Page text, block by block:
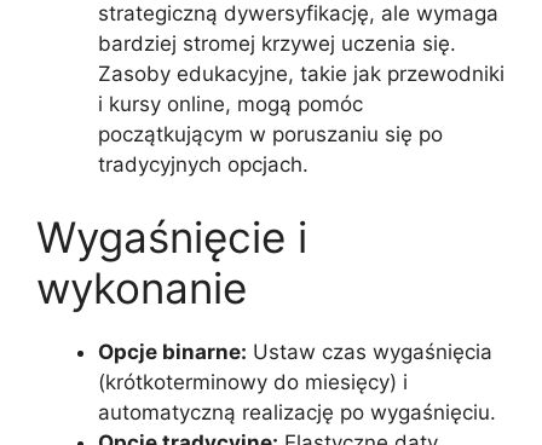
strategiczną dywersyfikację, ale wymaga
bardziej stromej krzywej uczenia się.
Zasoby edukacyjne, takie jak przewodniki
i kursy online, mogą pomóc
początkującym w poruszaniu się po
tradycyjnych opcjach.
Wygaśnięcie i
wykonanie
Opcje binarne: Ustaw czas wygaśnięcia
(krótkoterminowy do miesięcy) i
automatyczną realizację po wygaśnięciu.